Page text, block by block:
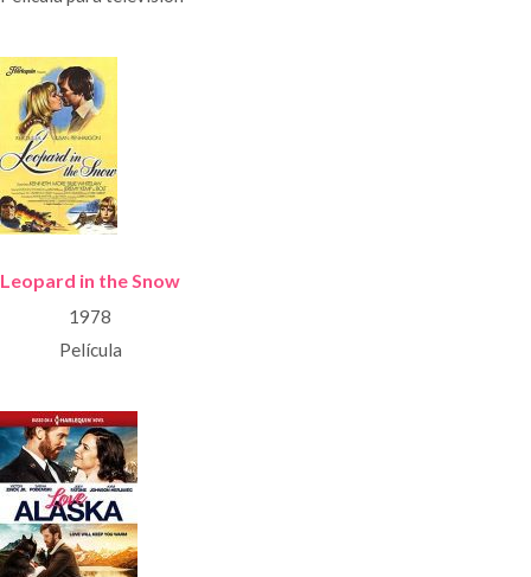
Leopard in the Snow
1978
Película